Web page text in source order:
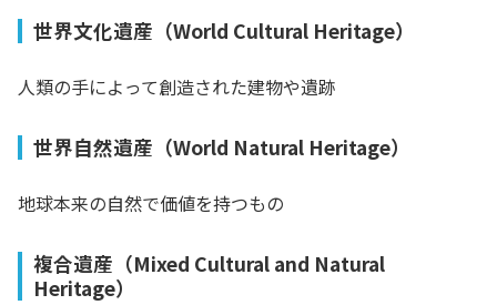
世界文化遺産（World Cultural Heritage）
人類の手によって創造された建物や遺跡
世界自然遺産（World Natural Heritage）
地球本来の自然で価値を持つもの
複合遺産（Mixed Cultural and Natural
Heritage）